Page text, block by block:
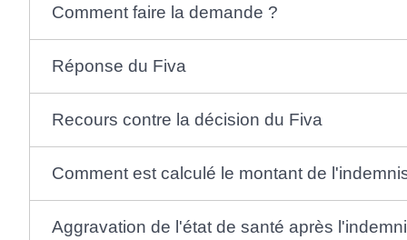
Comment faire la demande ?
Réponse du Fiva
Recours contre la décision du Fiva
Comment est calculé le montant de
Aggravation de l'état de santé après